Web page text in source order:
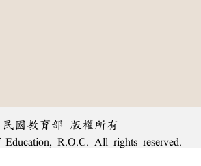
民國教育部 版權所有
R.O.C. All rights reserved.